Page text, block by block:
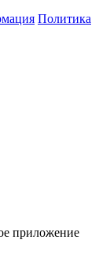
Политика
приложение